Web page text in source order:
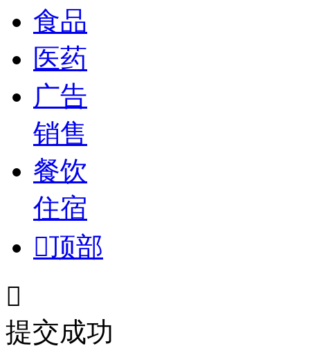
食品
医药
广告
销售
餐饮
住宿
顶部

提交成功